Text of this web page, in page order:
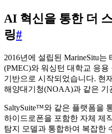
AI 혁신을 통한 더
링#
2016년에 설립된 MarineSitu는
(PMEC)와 워싱턴 대학교 응
기반으로 시작되었습니다. 현
해양대기청(NOAA)과 같은 기
SaltySuite™와 같은 플랫폼을
하이드로폰을 포함한 자체 제
탐지 모델과 통합하여 복잡한